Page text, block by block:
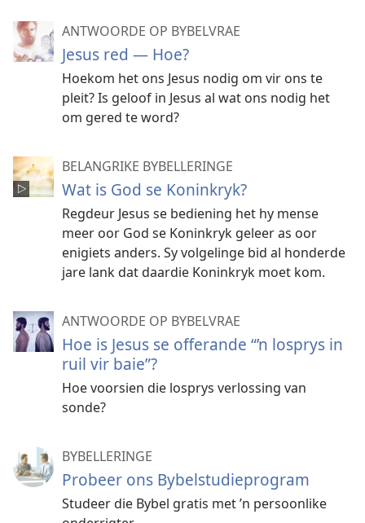
ANTWOORDE OP BYBELVRAE
Jesus red — Hoe?
Hoekom het ons Jesus nodig om vir ons te
pleit? Is geloof in Jesus al wat ons nodig het
om gered te word?
BELANGRIKE BYBELLERINGE
Wat is God se Koninkryk?
Regdeur Jesus se bediening het hy mense
meer oor God se Koninkryk geleer as oor
enigiets anders. Sy volgelinge bid al honderde
jare lank dat daardie Koninkryk moet kom.
ANTWOORDE OP BYBELVRAE
Hoe is Jesus se offerande “’n losprys in
ruil vir baie”?
Hoe voorsien die losprys verlossing van
sonde?
BYBELLERINGE
Probeer ons Bybelstudieprogram
Studeer die Bybel gratis met ’n persoonlike